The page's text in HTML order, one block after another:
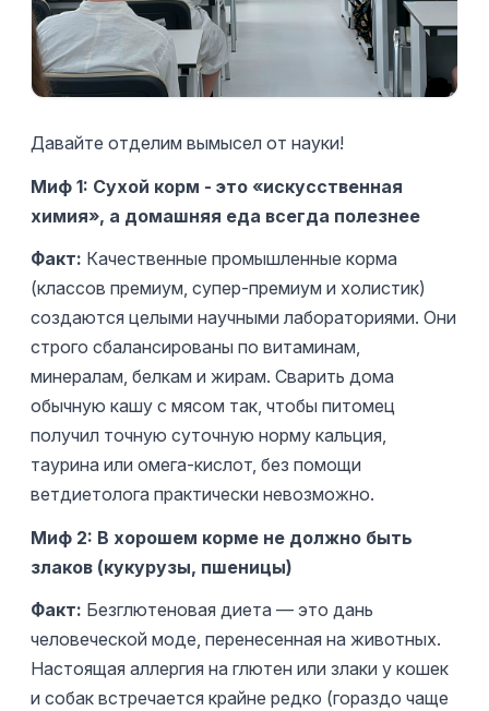
Давайте отделим вымысел от науки!
Миф 1: Сухой корм - это «искусственная
химия», а домашняя еда всегда полезнее
Факт: Качественные промышленные корма
(классов премиум, супер-премиум и холистик)
создаются целыми научными лабораториями. Они
строго сбалансированы по витаминам,
минералам, белкам и жирам. Сварить дома
обычную кашу с мясом так, чтобы питомец
получил точную суточную норму кальция,
таурина или омега-кислот, без помощи
ветдиетолога практически невозможно.
Миф 2: В хорошем корме не должно быть
злаков (кукурузы, пшеницы)
Факт: Безглютеновая диета — это дань
человеческой моде, перенесенная на животных.
Настоящая аллергия на глютен или злаки у кошек
и собак встречается крайне редко (гораздо чаще